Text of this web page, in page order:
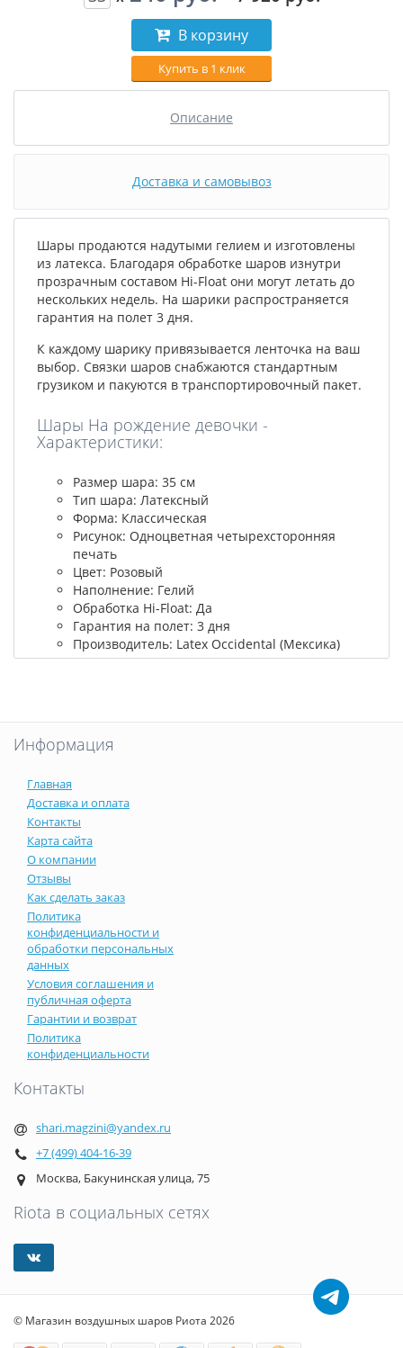
В корзину
Купить в 1 клик
Описание
Доставка и самовывоз
Шары продаются надутыми гелием и изготовлены
из латекса. Благодаря обработке шаров изнутри
прозрачным составом Hi-Float они могут летать до
нескольких недель. На шарики распространяется
гарантия на полет 3 дня.
К каждому шарику привязывается ленточка на ваш
выбор. Связки шаров снабжаются стандартным
грузиком и пакуются в транспортировочный пакет.
Шары На рождение девочки -
Характеристики:
Размер шара: 35 см
Тип шара: Латексный
Форма: Классическая
Рисунок: Одноцветная четырехсторонняя
печать
Цвет: Розовый
Наполнение: Гелий
Обработка Hi-Float: Да
Гарантия на полет: 3 дня
Производитель: Latex Occidental (Мексика)
Информация
Главная
Доставка и оплата
Контакты
Карта сайта
О компании
Отзывы
Как сделать заказ
Политика
конфиденциальности и
обработки персональных
данных
Условия соглашения и
публичная оферта
Гарантии и возврат
Политика
конфиденциальности
Контакты
shari.magzini@yandex.ru
+7 (499) 404-16-39
Москва, Бакунинская улица, 75
Riota в социальных сетях
© Магазин воздушных шаров Риота 2026